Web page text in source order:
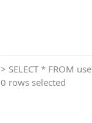
> SELECT * FROM
0 rows selected